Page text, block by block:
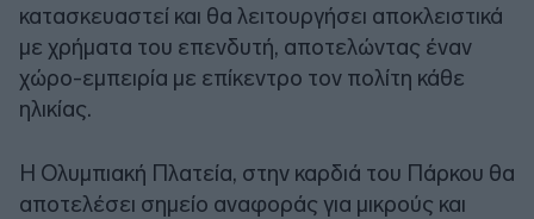
κατασκευαστεί και θα λειτουργήσει αποκλειστικά
με χρήματα του επενδυτή, αποτελώντας έναν
χώρο-εμπειρία με επίκεντρο τον πολίτη κάθε
ηλικίας.
Η Ολυμπιακή Πλατεία, στην καρδιά του Πάρκου θα
αποτελέσει σημείο αναφοράς για μικρούς και